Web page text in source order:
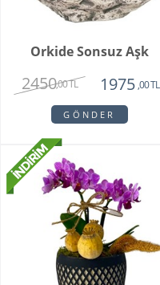
Orkide Sonsuz Aşk
2450,00 TL 1975 ,00 TL
GÖNDER